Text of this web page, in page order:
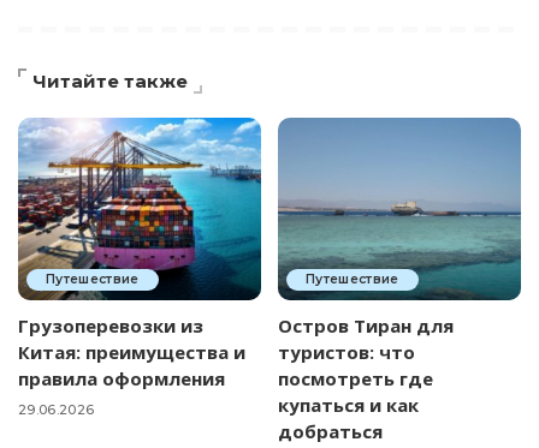
Читайте также
Путешествие
Грузоперевозки из
Китая: преимущества и
правила оформления
29.06.2026
Путешествие
Остров Тиран для
туристов: что
посмотреть где
купаться и как
добраться